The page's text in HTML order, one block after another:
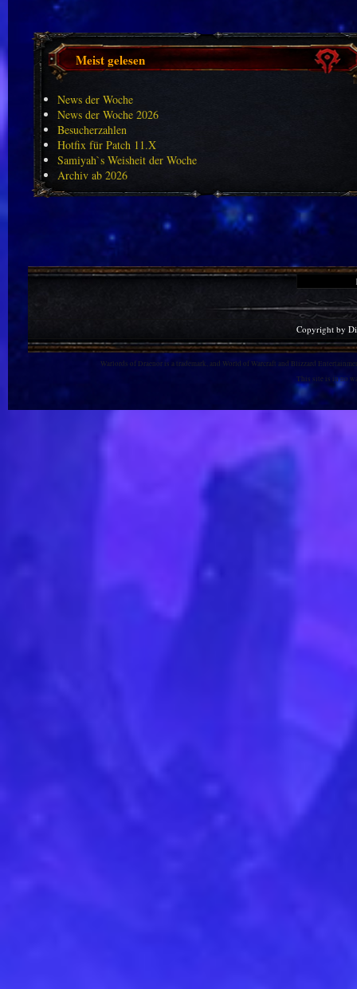
Meist gelesen
News der Woche
News der Woche 2026
Besucherzahlen
Hotfix für Patch 11.X
Samiyah`s Weisheit der Woche
Archiv ab 2026
Copyright by
Warlords of Draenor is a trademark, and World of Warcraft and Blizzard
This site is in no